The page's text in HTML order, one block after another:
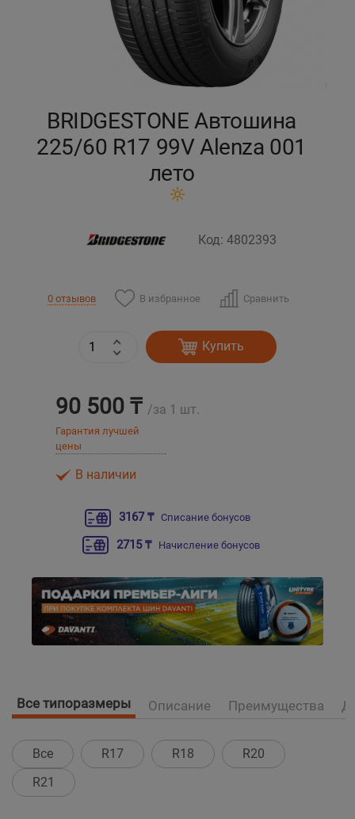
BRIDGESTONE Автошина
225/60 R17 99V Alenza 001
лето
Код: 4802393
0 отзывов В избранное Сравнить
Купить
90 500 ₸ /за 1 шт.
Гарантия лучшей
цены
В наличии
3167 ₸ Списание бонусов
2715 ₸ Начисление бонусов
Все типоразмеры Описание Преимущества
Все R17 R18
R20
R21
Кызылорда
Павлодар
Усть-Каменогорск
Шымкент